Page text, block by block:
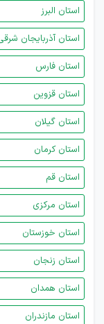
استان البرز
استان آذربایجان
استان فارس
استان قزوین
استان گیلان
استان کرمان
استان قم
استان مرکزی
استان خوزستان
استان زنجان
استان همدان
استان مازندران